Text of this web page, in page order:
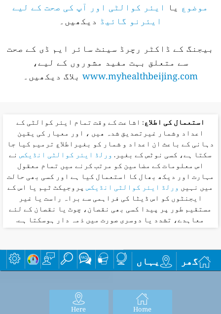
موضوعیا
ایئر کوالٹی اور آپ کی صحت کے لیے
ایئرنو گائیڈدیکھیں۔
بیجنگ کے ڈاکٹر رچرڈ سینٹ سائر ایم ڈی کے صحت
سے متعلق بہت مفید مشوروں کے لیے،
www.myhealthbeijing.comبلاگ دیکھیں۔
استعمال کی اطلاع: اشاعت کے وقت تمام ایئر کوالٹی کے
اعداد وشمار غیرتصدیق شدہ ھیں ، اور معیار کی یقین
دہانی کے باعث ان اعداد و شمار کو بغیراطلاع ترمیم کیا جا
سکتا ہے، کسی نوٹس کے بغیر.ورلڈ ایئر کوالٹی انڈیکسنے
اس معلومات کے مضامین کو مرتب کرنے میں تمام معقول
مہارت اور دیکھ بھال کا استعمال کیا ہے اور کسی بھی حالت
میں نہیںورلڈ ایئر کوالٹی انڈیکسپروجیکٹ ٹیم یا اس کے
ایجنٹوں کو اس ڈیٹا کی فراہمی سے براہ راست یا غیر
مستقیم طور پر پیدا کسی بھی نقصان، چوٹ یا نقصان کے لئے
معاہدے، تشدد یا دوسری صورت میں ذمہ دار ہوسکتا ہے.
گھر یہاں
Home
Here